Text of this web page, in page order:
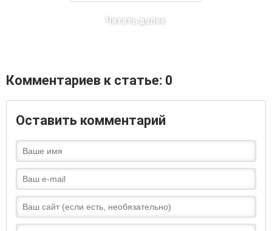
Читать далее
Комментариев к статье: 0
Оставить комментарий